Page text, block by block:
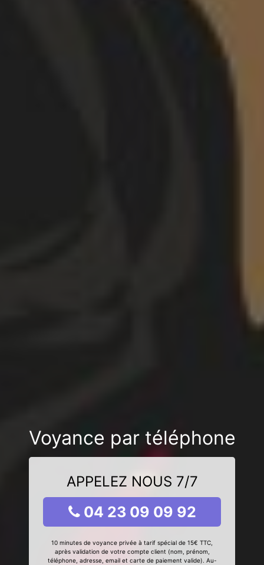
Voyance par téléphone
APPELEZ NOUS 7/7
04 23 09 09 92
10 minutes de voyance privée à tarif spécial de 15€ TTC,
après validation de votre compte client (nom, prénom,
téléphone, adresse, email et carte de paiement valide). Au-